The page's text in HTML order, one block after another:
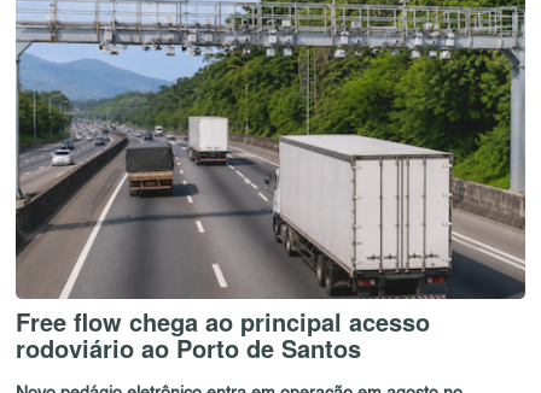
Free flow chega ao principal acesso
rodoviário ao Porto de Santos